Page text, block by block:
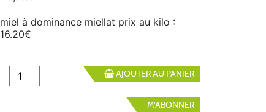
miel à dominance miellat prix au kilo :
16.20€
AJOUTER AU PANIER
M'ABONNER